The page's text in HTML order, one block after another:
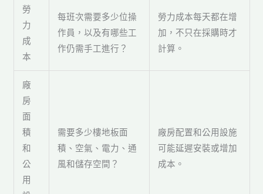
勞
力
成
本
每班次需要多少位操
作員，以及有哪些工
作仍需手工進行？
勞力成本每天都在增
加，不只在採購時才
計算。
廠
房
面
積
和
公
用
需要多少樓地板面
積、空氣、電力、通
風和儲存空間？
廠房配置和公用設施
可能延遲安裝或增加
成本。